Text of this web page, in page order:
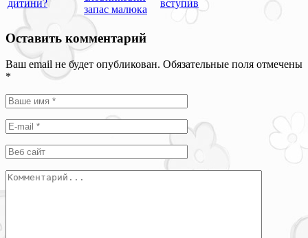
дитини?
запас малюка
вступив
Оставить комментарий
Ваш email не будет опубликован. Обязательные поля отмечены
*